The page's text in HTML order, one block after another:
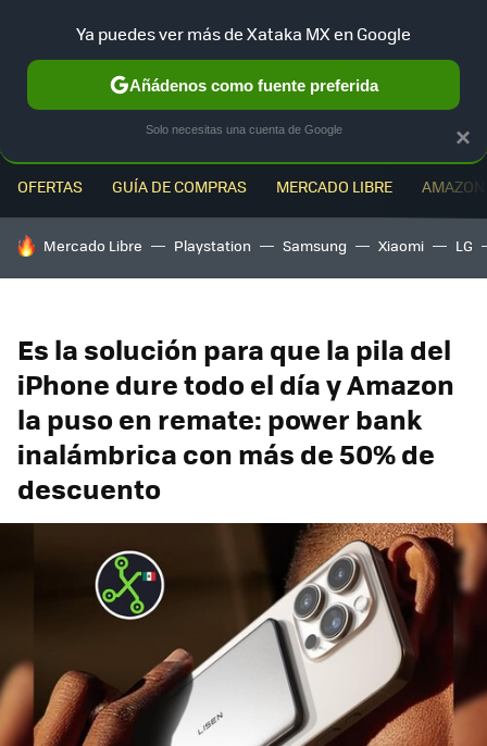
OFERTAS GUÍA DE COMPRAS MERCADO LIBRE
HOY SE HABLA DE
Mercado Libre Playstation Samsung Xiaomi LG
Es la solución para que la pila del
iPhone dure todo el día y Amazon
la puso en remate: power bank
inalámbrica con más de 50% de
descuento
×
Ya puedes ver más de Xataka MX en Google
Añádenos como fuente preferida
Solo necesitas una cuenta de Google